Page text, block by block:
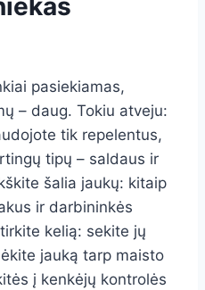
pasiekiamas,
– daug. Tokiu atveju:
tik repelentus,
tipų – saldaus ir
šalia jaukų: kitaip
ir darbininkės
kelią: sekite jų
jauką tarp maisto
į kenkėjų kontrolės